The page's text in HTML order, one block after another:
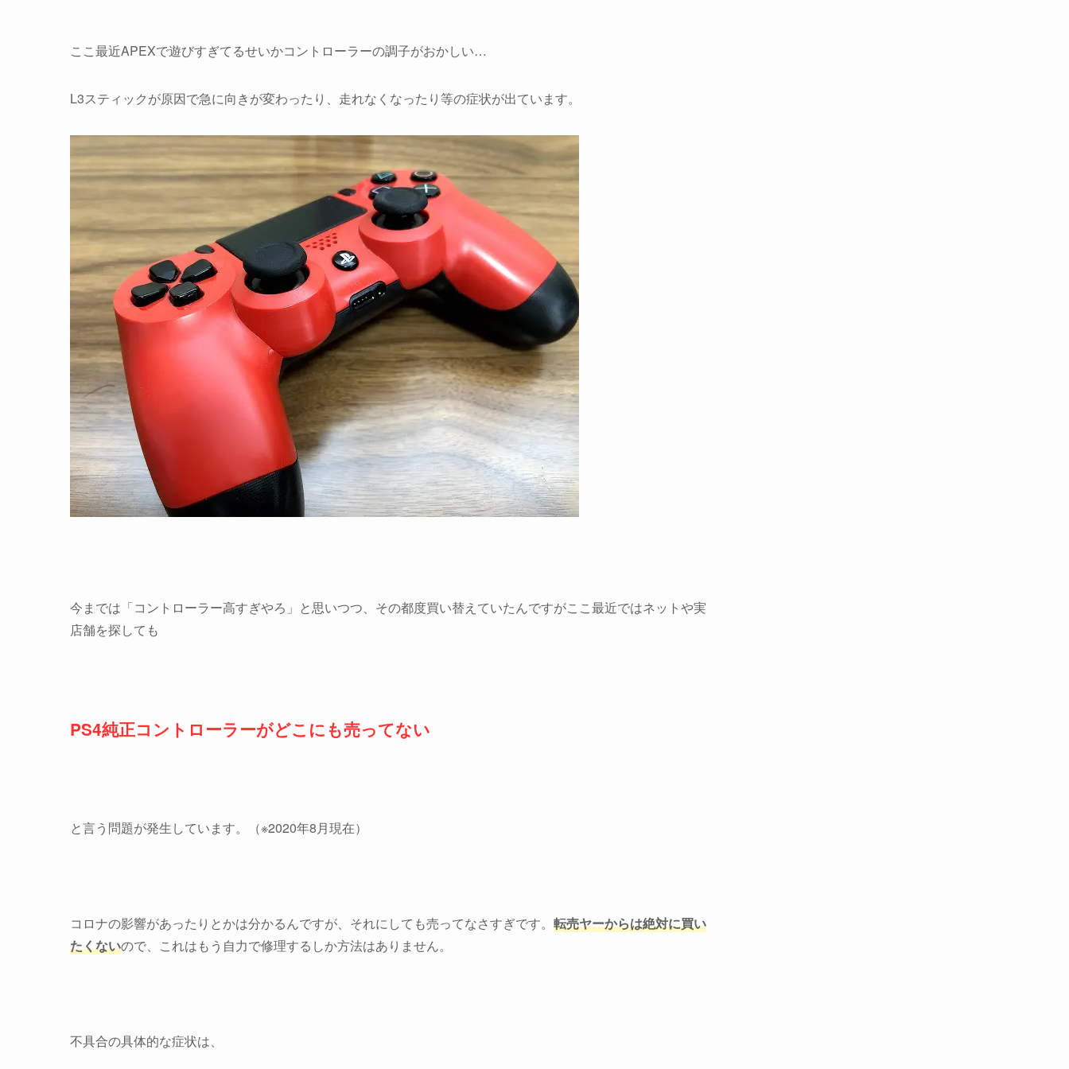
ここ最近APEXで遊びすぎてるせいかコントローラーの調子がおかしい…
L3スティックが原因で急に向きが変わったり、走れなくなったり等の症状が出ています。
今までは「コントローラー高すぎやろ」と思いつつ、その都度買い替えていたんですがここ最近ではネットや実
店舗を探しても
PS4純正コントローラーがどこにも売ってない
と言う問題が発生しています。（※2020年8月現在）
コロナの影響があったりとかは分かるんですが、それにしても売ってなさすぎです。 転売ヤーからは絶対に買い
たくないので、これはもう自力で修理するしか方法はありません。
不具合の具体的な症状は、